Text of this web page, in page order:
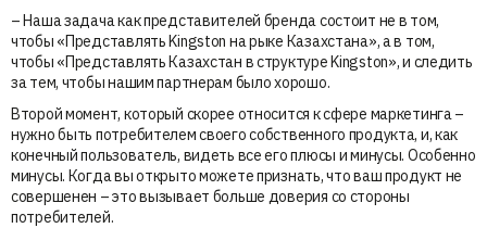
– Наша задача как представителей бренда состоит не в том,
чтобы «Представлять Kingston на рыке Казахстана», а в том,
чтобы «Представлять Казахстан в структуре Kingston», и следить
за тем, чтобы нашим партнерам было хорошо.
Второй момент, который скорее относится к сфере маркетинга –
нужно быть потребителем своего собственного продукта, и, как
конечный пользователь, видеть все его плюсы и минусы. Особенно
минусы. Когда вы открыто можете признать, что ваш продукт не
совершенен – это вызывает больше доверия со стороны
потребителей.